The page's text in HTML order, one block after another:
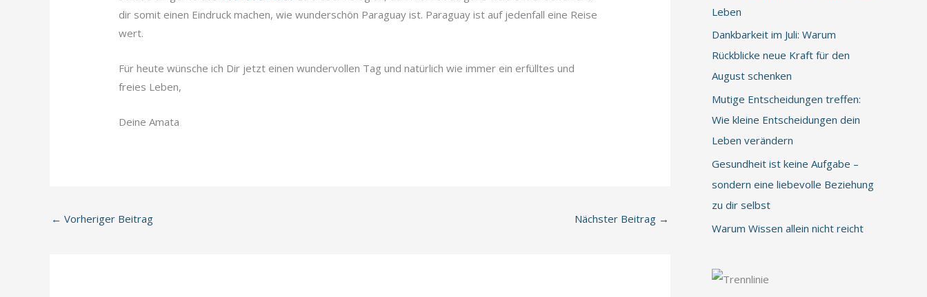
dir somit einen Eindruck machen, wie wunderschön Paraguay ist. Paraguay ist auf jedenfall eine Reise
wert.
Für heute wünsche ich Dir jetzt einen wundervollen Tag und natürlich wie immer ein erfülltes und
freies Leben,
Deine Amata
← Vorheriger Beitrag Nächster Beitrag →
Leben
Dankbarkeit im Juli: Warum
Rückblicke neue Kraft für den
August schenken
Mutige Entscheidungen treffen:
Wie kleine Entscheidungen dein
Leben verändern
Gesundheit ist keine Aufgabe –
sondern eine liebevolle Beziehung
zu dir selbst
Warum Wissen allein nicht reicht